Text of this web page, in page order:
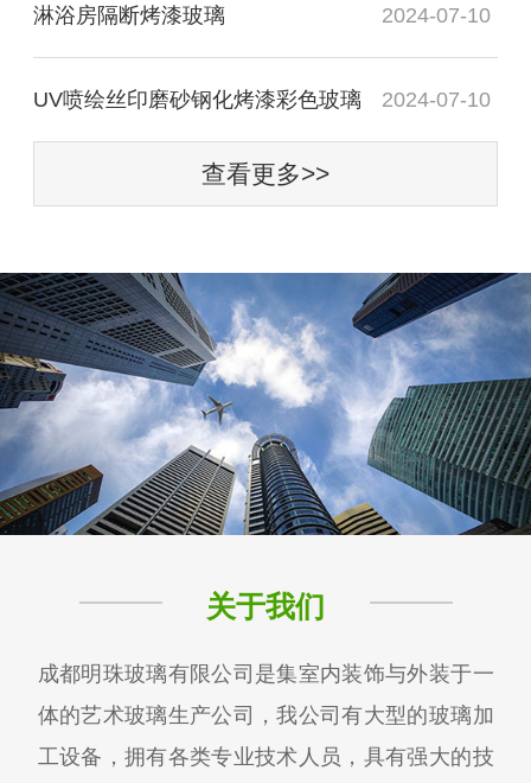
淋浴房隔断烤漆玻璃 2024-07-10
UV喷绘丝印磨砂钢化烤漆彩色玻璃 2024-07-10
查看更多>>
关于我们
成都明珠玻璃有限公司是集室内装饰与外装于一
体的艺术玻璃生产公司，我公司有大型的玻璃加
工设备，拥有各类专业技术人员，具有强大的技